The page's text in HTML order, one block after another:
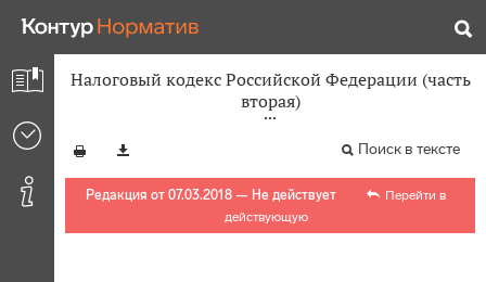
Налоговый кодекс Российской Федерации (часть
вторая)
Поиск в тексте
Редакция от 07.03.2018 — Не действует
Перейти в
действующую